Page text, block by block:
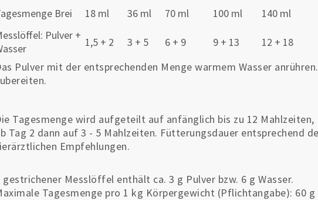
Brei
18 ml 36 ml 70 ml 100 ml 140 ml
Pulver +
1,5 + 2 3 + 5 6 + 9 9 + 13 12 + 18
Pulver mit der entsprechenden Menge warmem Wasser
Tagesmenge wird aufgeteilt auf anfänglich bis zu 12 Mahlzeiten,
Tag 2 dann auf 3 - 5 Mahlzeiten. Fütterungsdauer entsprechend
Empfehlungen.
gestrichener Messlöffel enthält ca. 3 g Pulver bzw. 6 g Wasser.
Tagesmenge pro 1 kg Körpergewicht (Pflichtangabe): 60 g